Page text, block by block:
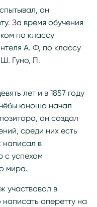
он
За время обучения
по классу
А. Ф, по классу
Гуно, П.
лет и в 1857 году
юноша начал
он создал
среди них есть
в
с успехом
мира.
участвовал в
оперетту на